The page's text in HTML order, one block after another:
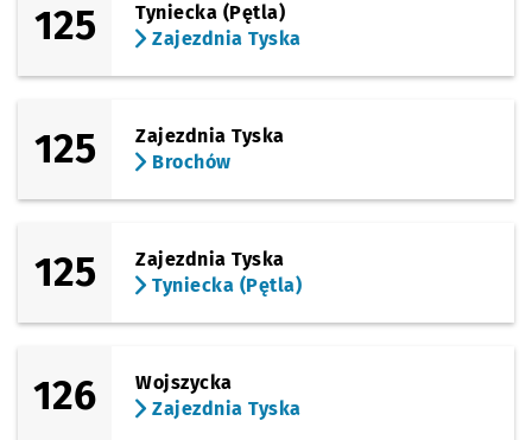
125
Tyniecka (Pętla)
Zajezdnia Tyska
125
Zajezdnia Tyska
Brochów
125
Zajezdnia Tyska
Tyniecka (Pętla)
126
Wojszycka
Zajezdnia Tyska